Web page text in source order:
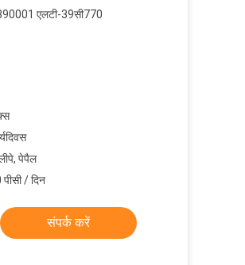
एलटी-39सी770
पेपैल
/ दिन
संपर्क करें